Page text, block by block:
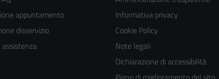
appuntamento
disservizio
Informativa privacy
Cookie Policy
Note legali
Dichiarazione di accessibilità
Tecnici
Questi cookie